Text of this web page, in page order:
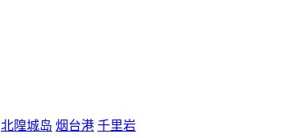
北隍城岛 烟台港 千里岩